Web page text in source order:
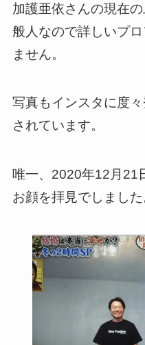
加護亜依さんの現在
般人なので詳しいプ
ません。
写真もインスタに度
されています。
唯一、2020年12月21
お顔を拝見でしました